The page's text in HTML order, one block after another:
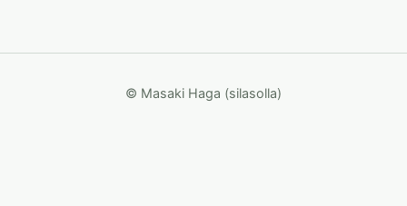
© Masaki Haga (silasolla)